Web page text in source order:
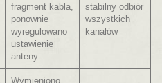
fragment kabla,
ponownie
wyregulowano
ustawienie
anteny
stabilny odbiór
wszystkich
kanałów
Wymieniono